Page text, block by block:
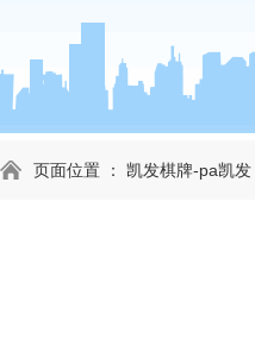
页面位置 ： 凯发棋牌-pa凯发